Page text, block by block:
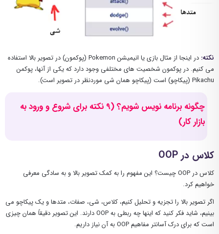
نکته:
در اینجا از مثال بازی یا انیمیشن Pokemon (پوکمون) در تصویر بالا استفاده
می کنیم. در پوکمون شخصیت های مختلفی وجود دارد که یکی از آنها، پوکمن
Pikachu (پیکاچو) است (پیکاچو همان شی موردنظر در تصویر است).
چگونه برنامه نویس شویم؟ (9 نکته برای شروع و ورود به
بازار کار)
کلاس در OOP
کلاس در OOP چیست؟ این مفهوم را به کمک تصویر بالا و به سادگی معرفی
خواهیم کرد.
اگر تصویر بالا را تجزیه و تحلیل کنیم، کلاس، شی، صفات، متدها و یک پیکاچو می
بینیم، شاید فکر کنید که اینها چه ربطی به OOP دارند. این تصویر دقیقاً همان چیزی
است که برای درک آسانتر مفاهیم OOP به آن نیاز داریم.